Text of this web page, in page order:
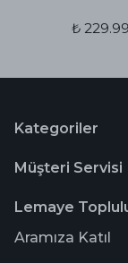
₺ 229.99
Kategoriler
Müşteri Servisi
Lemaye
Aramıza Katıl